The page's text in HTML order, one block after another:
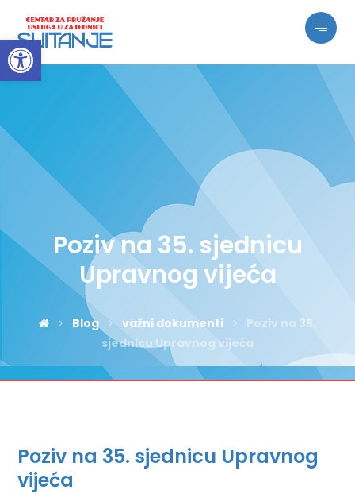
Open toolbar
Poziv na 35. sjednicu
Upravnog vijeća
Blog važni dokumenti
Poziv na 35.
sjednicu Upravnog vijeća
Poziv na 35. sjednicu Upravnog
vijeća